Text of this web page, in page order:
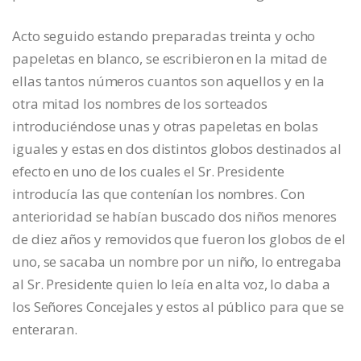
Acto seguido estando preparadas treinta y ocho
papeletas en blanco, se escribieron en la mitad de
ellas tantos números cuantos son aquellos y en la
otra mitad los nombres de los sorteados
introduciéndose unas y otras papeletas en bolas
iguales y estas en dos distintos globos destinados al
efecto en uno de los cuales el Sr. Presidente
introducía las que contenían los nombres. Con
anterioridad se habían buscado dos niños menores
de diez años y removidos que fueron los globos de el
uno, se sacaba un nombre por un niño, lo entregaba
al Sr. Presidente quien lo leía en alta voz, lo daba a
los Señores Concejales y estos al público para que se
enteraran.